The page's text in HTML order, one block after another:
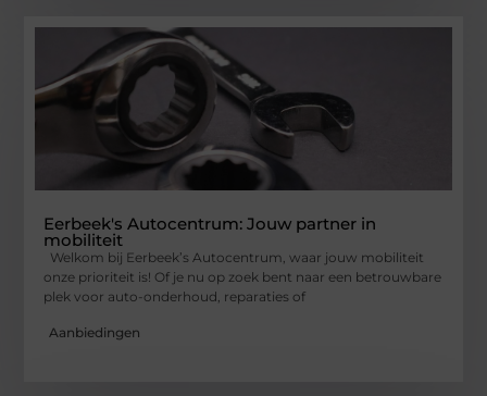
Eerbeek's Autocentrum: Jouw partner in
mobiliteit
Welkom bij Eerbeek’s Autocentrum, waar jouw mobiliteit
onze prioriteit is! Of je nu op zoek bent naar een betrouwbare
plek voor auto-onderhoud, reparaties of
Aanbiedingen